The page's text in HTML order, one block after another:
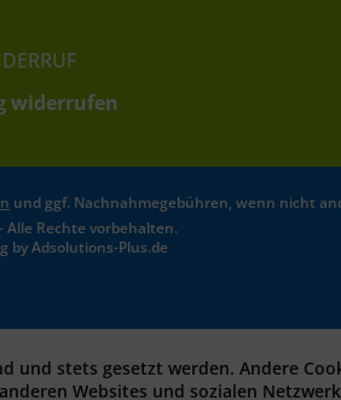
widerrufen
und ggf. Nachnahmegebühren, wenn nicht
Alle Rechte vorbehalten.
byAdsolutions-Plus.de
und stets gesetzt werden. Andere
Websites und sozialen